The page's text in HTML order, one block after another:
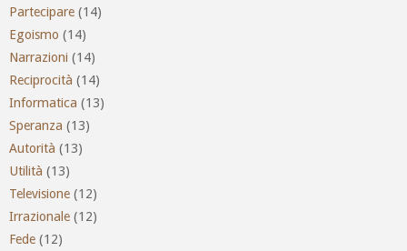
Partecipare (14)
Egoismo (14)
Narrazioni (14)
Reciprocità (14)
Informatica (13)
Speranza (13)
Autorità (13)
Utilità (13)
Televisione (12)
Irrazionale (12)
Fede (12)